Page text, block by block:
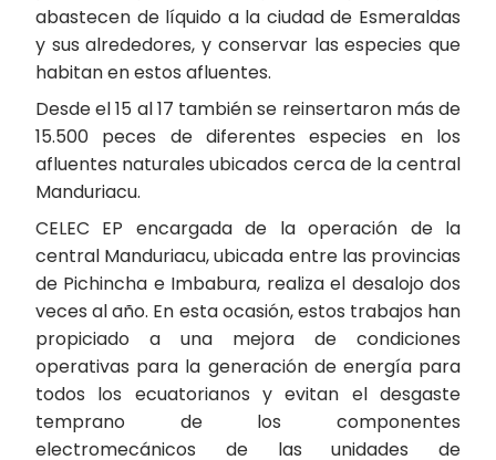
abastecen de líquido a la ciudad de Esmeraldas
y sus alrededores, y conservar las especies que
habitan en estos afluentes.
Desde el 15 al 17 también se reinsertaron más de
15.500 peces de diferentes especies en los
afluentes naturales ubicados cerca de la central
Manduriacu.
CELEC EP encargada de la operación de la
central Manduriacu, ubicada entre las provincias
de Pichincha e Imbabura, realiza el desalojo dos
veces al año. En esta ocasión, estos trabajos han
propiciado a una mejora de condiciones
operativas para la generación de energía para
todos los ecuatorianos y evitan el desgaste
temprano de los componentes
electromecánicos de las unidades de